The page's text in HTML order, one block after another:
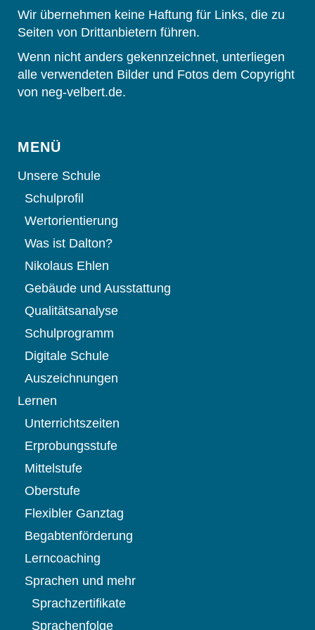
Wir übernehmen keine Haftung für Links, die zu
Seiten von Drittanbietern führen.
Wenn nicht anders gekennzeichnet, unterliegen
alle verwendeten Bilder und Fotos dem Copyright
von neg-velbert.de.
MENÜ
Unsere Schule
Schulprofil
Wertorientierung
Was ist Dalton?
Nikolaus Ehlen
Gebäude und Ausstattung
Qualitätsanalyse
Schulprogramm
Digitale Schule
Auszeichnungen
Lernen
Unterrichtszeiten
Erprobungsstufe
Mittelstufe
Oberstufe
Flexibler Ganztag
Begabtenförderung
Lerncoaching
Sprachen und mehr
Sprachzertifikate
Sprachenfolge